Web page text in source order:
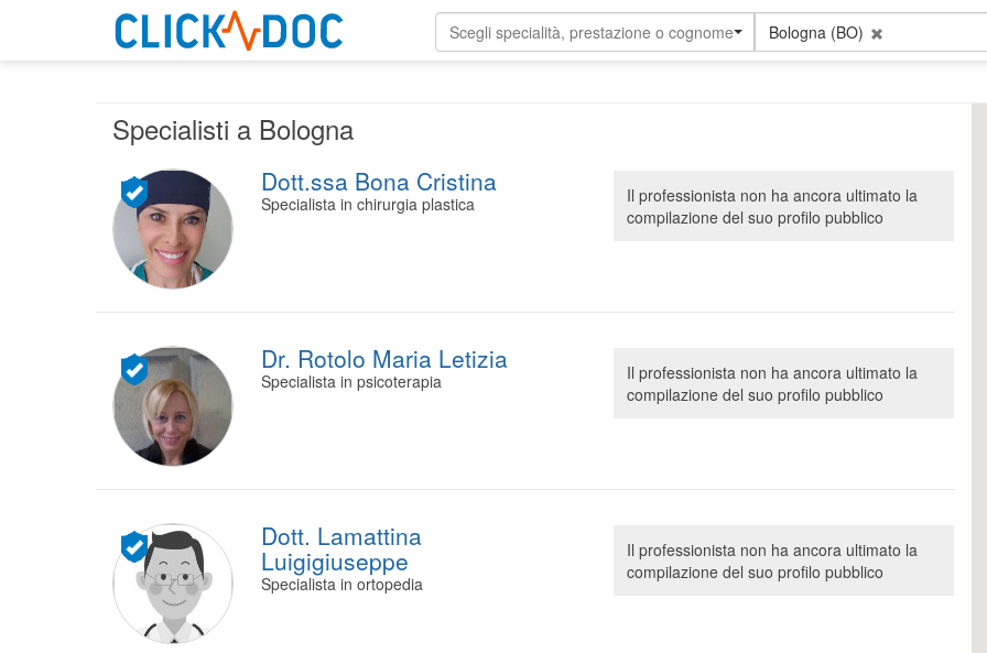
Scegli specialità, prestazione o cognome Bologna (BO)
Specialisti a Bologna
Dott.ssa Bona Cristina
Specialista in chirurgia plastica
Il professionista non ha ancora ultimato la
compilazione del suo profilo pubblico
Dr. Rotolo Maria Letizia
Specialista in psicoterapia
Il professionista non ha ancora ultimato la
compilazione del suo profilo pubblico
Dott. Lamattina
Luigigiuseppe
Specialista in ortopedia
Il professionista non ha ancora ultimato la
compilazione del suo profilo pubblico